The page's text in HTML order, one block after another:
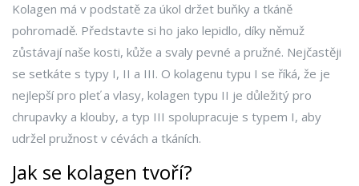
Kolagen má v podstatě za úkol držet buňky a tkáně
pohromadě. Představte si ho jako lepidlo, díky němuž
zůstávají naše kosti, kůže a svaly pevné a pružné. Nejčastěji
se setkáte s typy I, II a III. O kolagenu typu I se říká, že je
nejlepší pro pleť a vlasy, kolagen typu II je důležitý pro
chrupavky a klouby, a typ III spolupracuje s typem I, aby
udržel pružnost v cévách a tkáních.
Jak se kolagen tvoří?